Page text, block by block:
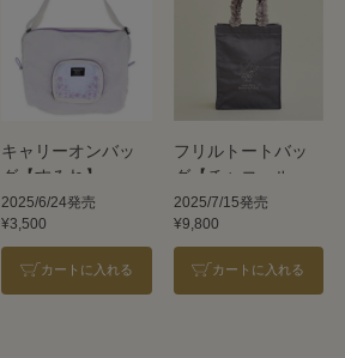
キャリーオンバッ
グ【すみれ】
2025/6/24発売
¥3,500
カートに入れる
フリルトートバッ
グ【チャコールグ
レー】／Maison de
FLEUR
2025/7/15発売
¥9,800
カートに入れる